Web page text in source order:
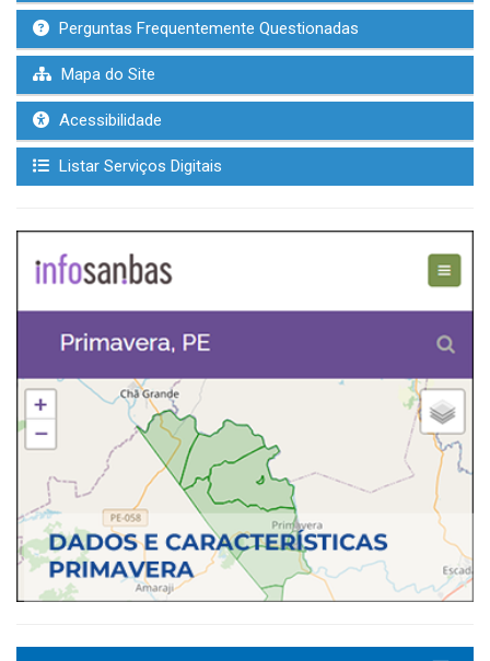
Perguntas Frequentemente Questionadas
Mapa do Site
Acessibilidade
Listar Serviços Digitais